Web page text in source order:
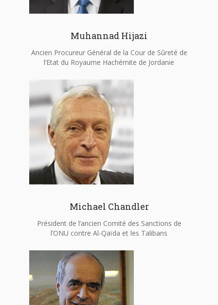
Muhannad Hijazi
Ancien Procureur Général de la Cour de Sûreté de
l’Etat du Royaume Hachémite de Jordanie
Michael Chandler
Président de l’ancien Comité des Sanctions de
l’ONU contre Al-Qaïda et les Talibans